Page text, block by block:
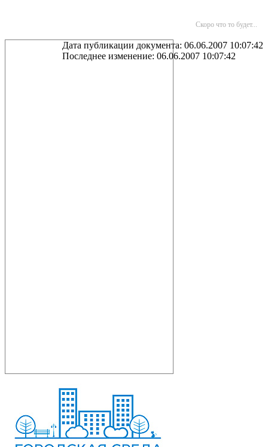
Скоро что то будет...
Дата публикации документа: 06.06.2007 10:07:42
Последнее изменение: 06.06.2007 10:07:42